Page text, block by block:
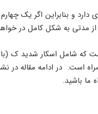
و بنابراین اگر یک چهارم
مدتی به شکل کامل در
که شامل اسکار شدید ک
است. در ادامه مقاله در
ما باشید.